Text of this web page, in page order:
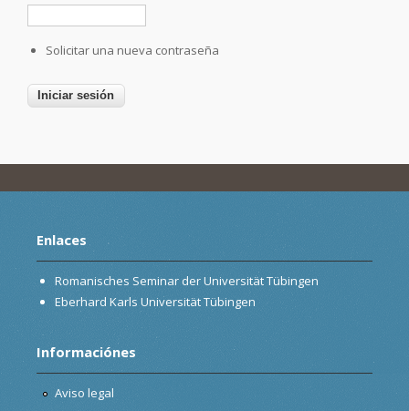
Solicitar una nueva contraseña
Enlaces
Romanisches Seminar der Universität Tübingen
Eberhard Karls Universität Tübingen
Informaciónes
Aviso legal